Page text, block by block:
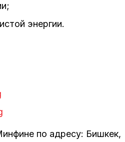
энергии.
по адресу: Бишкек,